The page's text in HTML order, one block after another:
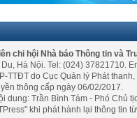
chi hội Nhà báo Thông tin và
Hà Nội. Tel: (024) 37821710.
TTĐT do Cục Quản lý Phát
thông cấp ngày 06/02/2017.
dung: Trần Bình Tám - Phó Chủ
khi phát hành lại thông tin